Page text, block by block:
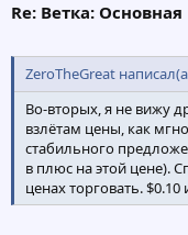
Re: Ветка: Основная
ZeroTheGreat
Во-вторых, я не вижу
взлётам цены, как
стабильного
в плюс на этой цене).
ценах торговать. $0.10